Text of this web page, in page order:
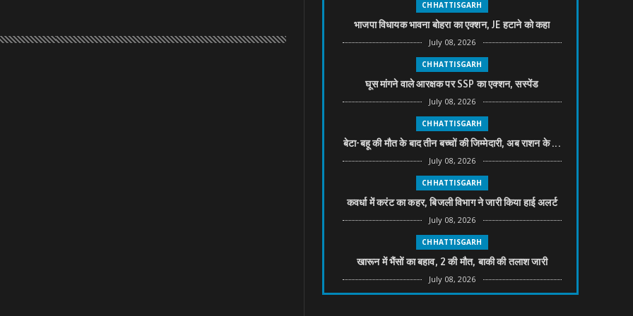
CHHATTISGARH
भाजपा विधायक भावना बोहरा का एक्शन, JE हटाने को कहा
July 08, 2026
CHHATTISGARH
घूस मांगने वाले आरक्षक पर SSP का एक्शन, सस्पेंड
July 08, 2026
CHHATTISGARH
बेटा-बहू की मौत के बाद तीन बच्चों की जिम्मेदारी, अब राशन के ...
July 08, 2026
CHHATTISGARH
कवर्धा में करंट का कहर, बिजली विभाग ने जारी किया हाई अलर्ट
July 08, 2026
CHHATTISGARH
खारून में भैंसों का बहाव, 2 की मौत, बाकी की तलाश जारी
July 08, 2026